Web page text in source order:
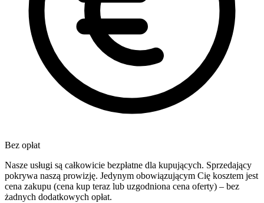
Bez opłat
Nasze usługi są całkowicie bezpłatne dla kupujących. Sprzedający
pokrywa naszą prowizję. Jedynym obowiązującym Cię kosztem jest
cena zakupu (cena kup teraz lub uzgodniona cena oferty) – bez
żadnych dodatkowych opłat.